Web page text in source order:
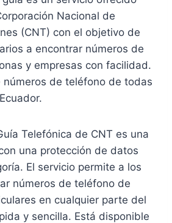
Nacional de
(CNT) con el objetivo de
a encontrar números de
y empresas con facilidad.
números de teléfono de todas
Telefónica de CNT es una
una protección de datos
El servicio permite a los
números de teléfono de
en cualquier parte del
y sencilla. Está disponible